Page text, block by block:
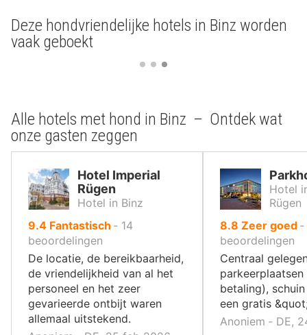
Deze hondvriendelijke hotels in Binz worden
vaak geboekt
Alle hotels met hond in Binz – Ontdek wat
onze gasten zeggen
Hotel Imperial
Rügen
Hotel in Binz
9.4uit
10
,
Fantastisch ‐ 14
beoordelingen
De locatie, de bereikbaarheid,
de vriendelijkheid van al het
personeel en het zeer
gevarieerde ontbijt waren
allemaal uitstekend.
Hotel
Rügen
8.8 uit
10
,
Zeer goed ‐
beoordelingen
Centraal
betaling),
een gratis
Anoniem ‐ DE,